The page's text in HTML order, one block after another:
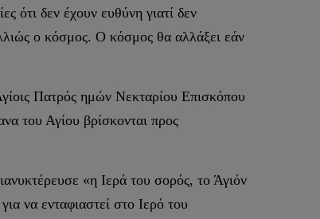
ότι δεν έχουν ευθύνη γιατί δεν
ο κόσμος. O κόσμος θα αλλάξει εάν
Πατρός ημών Νεκταρίου Επισκόπου
του Αγίου βρίσκονται προς
«η Ιερά του σορός, το Άγιόν
να ενταφιαστεί στο Ιερό του